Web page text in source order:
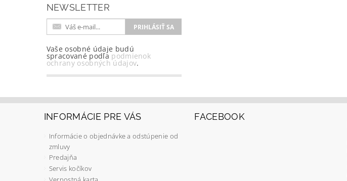
NEWSLETTER
Vaše osobné údaje budú
spracované podľa podmienok
ochrany osobných údajov.
INFORMÁCIE PRE VÁS
Informácie o objednávke a odstúpenie od
zmluvy
Predajňa
Servis kočíkov
FACEBOOK